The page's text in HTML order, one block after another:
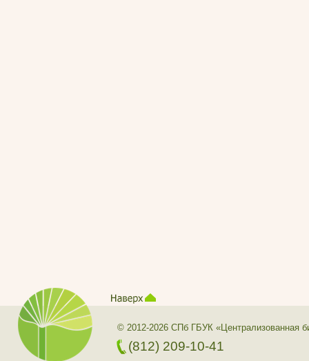
© 2012-2026 СПб ГБУК «Централизованная
(812) 209-10-41